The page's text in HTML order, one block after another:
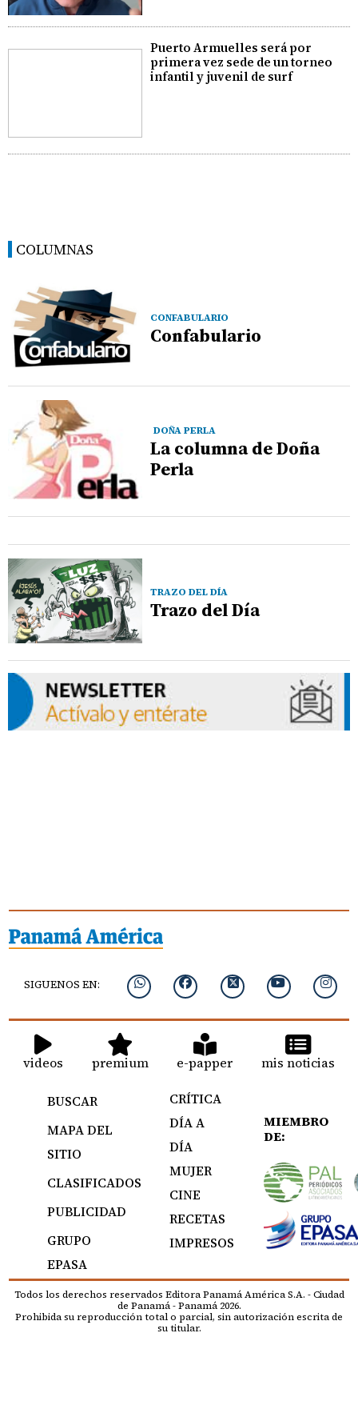
Puerto Armuelles será por
primera vez sede de un torneo
infantil y juvenil de surf
COLUMNAS
CONFABULARIO
Confabulario
DOÑA PERLA
La columna de Doña
Perla
TRAZO DEL DÍA
Trazo del Día
SIGUENOS EN:
videos premium e-papper mis noticias
BUSCAR
MAPA DEL
SITIO
CLASIFICADOS
PUBLICIDAD
GRUPO
EPASA
CRÍTICA
DÍA A
DÍA
MUJER
CINE
RECETAS
IMPRESOS
MIEMBRO
DE:
Todos los derechos reservados Editora Panamá América S.A. - Ciudad
de Panamá - Panamá 2026.
Prohibida su reproducción total o parcial, sin autorización escrita de
su titular.